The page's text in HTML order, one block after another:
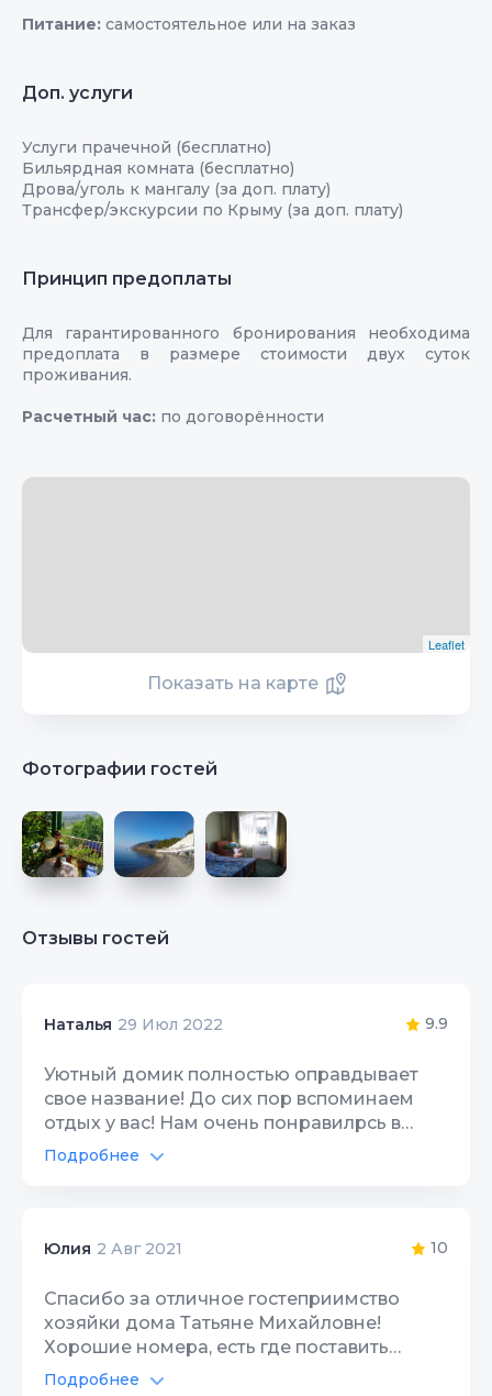
Питание: самостоятельное или на заказ
Доп. услуги
Услуги прачечной (бесплатно)
Бильярдная комната (бесплатно)
Дрова/уголь к мангалу (за доп. плату)
Трансфер/экскурсии по Крыму (за доп. плату)
Принцип предоплаты
Для гарантированного бронирования необходима
предоплата в размере стоимости двух суток
проживания.
Расчетный час: по договорённости
Leaflet
Показать на карте
Фотографии гостей
Отзывы гостей
Наталья 29 Июл 2022 9.9
Уютный домик полностью оправдывает
свое название! До сих пор вспоминаем
отдых у вас! Нам очень понравилрсь в
Партените и у Татьяны Михайловны!
Спасибо Вам большое за гостеприимство!
Спутник/кабель ТВ
Цена/Качество
Подробнее
Юлия 2 Авг 2021 10
Спасибо за отличное гостеприимство
хозяйки дома Татьяне Михайловне!
Хорошие номера, есть где поставить
машину, отличное расположение, рядом
Подробнее